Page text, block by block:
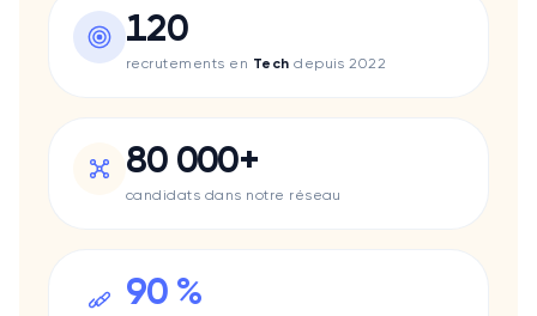
Data Impact
Lacoste
Le Permis Libre
120
recrutements en Tech depuis 2022
80 000+
candidats dans notre réseau
90 %